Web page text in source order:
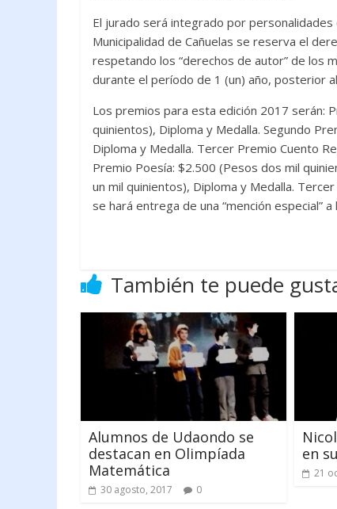
El jurado será integrado por
Municipalidad de Cañuelas se reserva el
respetando los “derechos de autor” de los
durante el período de 1 (un) año, posterior
Los premios para esta edición 2017 serán:
quinientos), Diploma y Medalla. Segundo
Diploma y Medalla. Tercer Premio Cuento
Premio Poesía: $2.500 (Pesos dos mil
un mil quinientos), Diploma y Medalla.
se hará entrega de una “mención especial”
También te puede
Alumnos de Udaondo se
destacan en Olimpíada
Matemática
30 agosto, 2017 0
en
21